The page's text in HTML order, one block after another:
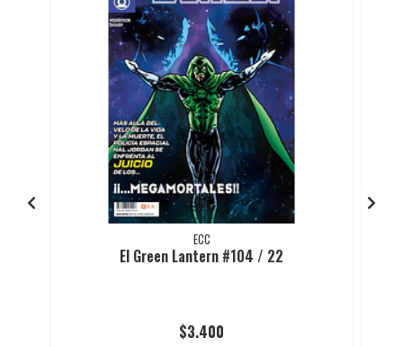
ECC
El Green Lantern #104 / 22
$3.400